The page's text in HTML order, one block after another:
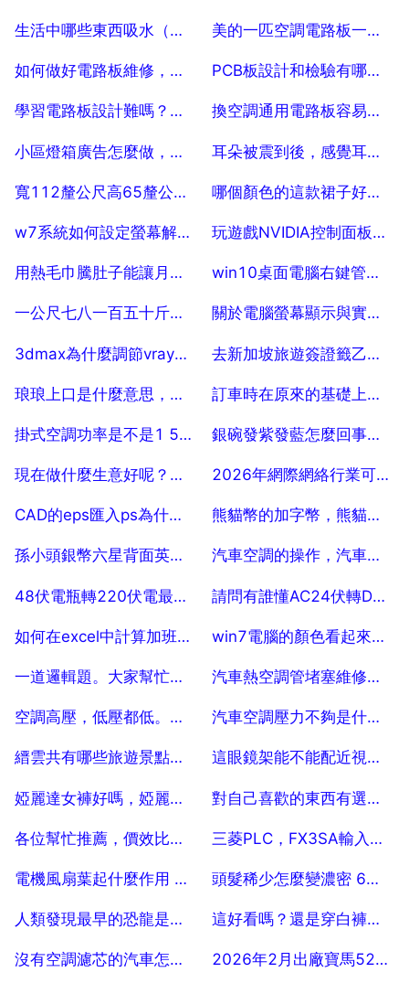
2025-07-25 2025-07-25
生活中哪些東西吸水（溼）性比較好
2025-07-25
美的一匹空調電路板一般哪裡出故障
2025-07-25
如何做好電路板維修，如何學習電路板維修？
2025-07-25
PCB板設計和檢驗有哪些要點？
2025-07-25
學習電路板設計難嗎？需要哪方面的知識
2025-07-25
換空調通用電路板容易嗎？自己該怎麼換？
2025-07-25
小區燈箱廣告怎麼做，關於在小區物業設立廣告燈箱的問題
2025-07-25
耳朵被震到後，感覺耳朵堵，能聽見，經常這樣。 10
2025-07-25
寬112釐公尺高65釐公尺的電視機是多少寸
2025-07-25
哪個顏色的這款裙子好看呢？黑色還是綠色呢？
2025-07-25
w7系統如何設定螢幕解像度
2025-07-25
玩遊戲NVIDIA控制面板怎麼設定好
2025-07-25
用熱毛巾騰肚子能讓月經快來嗎
2025-07-25
win10桌面電腦右鍵管理打不開怎麼辦
2025-07-25
一公尺七八一百五十斤重28的腰穿多大的羽絨服
2025-07-25
關於電腦螢幕顯示與實際列印效果色差的問題
2025-07-25
3dmax為什麼調節vray材質的時候一調煙霧顏色材質球就變黑的了
2025-07-25
去新加坡旅遊簽證籤乙個月要多少錢？
2025-07-25
琅琅上口是什麼意思，琅琅上口的意思
2025-07-25
訂車時在原來的基礎上可以少多少
2025-07-25
掛式空調功率是不是1 5匹最大了 啊，最大多少啊
2025-07-25
銀碗發紫發藍怎麼回事兒。
2025-07-25
現在做什麼生意好呢？風險小些的？
2025-07-25
2026年網際網絡行業可能會出現哪些創業風口
2025-07-25
CAD的eps匯入ps為什麼不能完成請求，因為程式錯誤 線上等高手，急急急 20
2025-07-25
熊貓幣的加字幣，熊貓幣的介紹
2025-07-25
孫小頭銀幣六星背面英文字母
2025-07-25
汽車空調的操作，汽車空調怎麼正確使用？
2025-07-25
48伏電瓶轉220伏電最大能用多大功率
2025-07-25
請問有誰懂AC24伏轉DC24伏供給乙個DC24伏500瓦的電動機需要多大控制器，謝
2025-07-25
如何在excel中計算加班時間及加班費？
2025-07-25
win7電腦的顏色看起來不真實，如何調整啊
2025-07-25
一道邏輯題。大家幫忙講一講 10
2025-07-25
汽車熱空調管堵塞維修需要多少錢
2025-07-25
空調高壓，低壓都低。空調不製冷，什麼原因？ 10
2025-07-25
汽車空調壓力不夠是什麼問題
2025-07-25
縉雲共有哪些旅遊景點，縉雲哪裡好玩旅遊景點
2025-07-25
這眼鏡架能不能配近視鏡片
2025-07-25
婭麗達女褲好嗎，婭麗達女褲質量好不好
2025-07-25
對自己喜歡的東西有選擇困難症怎麼辦？
2025-07-25
各位幫忙推薦，價效比較高，國產品牌眼鏡啊
2025-07-25
三菱PLC，FX3SA輸入端如何接線？我的是兩線開關 5
2025-07-25
電機風扇葉起什麼作用 電機風扇葉子和罩子有什麼作用
2025-07-25
頭髮稀少怎麼變濃密 6個讓髮量
2025-07-25
人類發現最早的恐龍是什麼時期的
2025-07-25
這好看嗎？還是穿白褲好看？我的衣服是淺藍色的！！
2025-07-25
沒有空調濾芯的汽車怎麼清理空調 2026年2月出廠寶馬525符合國五標準嗎？